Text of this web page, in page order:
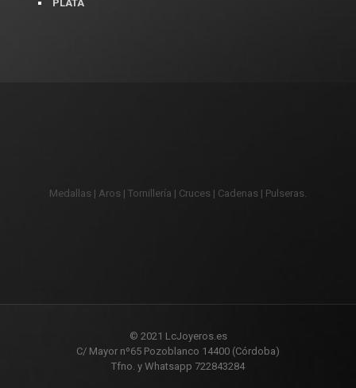
PLATA
Medallas | Aros | Tornillería | Cruces | Cadenas | Pulseras.
© 2021 LcJoyeros.es
C/ Mayor nº65 Pozoblanco 14400 (Córdoba)
Tfno. y Whatsapp 722843284